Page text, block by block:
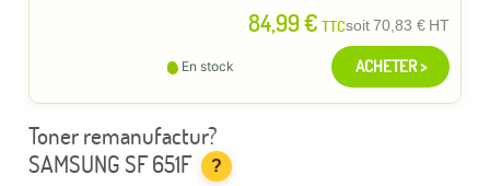
84,99 € TTCsoit70,83 € HT
En stock ACHETER >
Toner remanufactur?
SAMSUNG SF 651F
?